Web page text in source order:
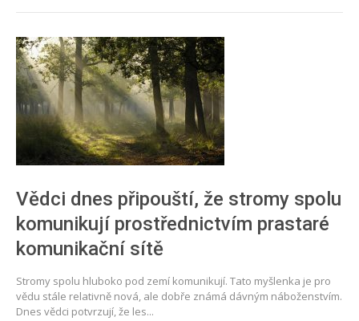
Vědci dnes připouští, že stromy spolu
komunikují prostřednictvím prastaré
komunikační sítě
Stromy spolu hluboko pod zemí komunikují. Tato myšlenka je pro
vědu stále relativně nová, ale dobře známá dávným náboženstvím.
Dnes vědci potvrzují, že les...